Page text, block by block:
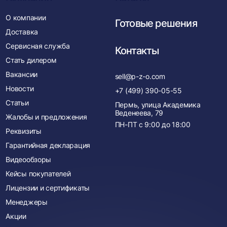
О компании
Доставка
Сервисная служба
Стать дилером
Вакансии
Новости
Статьи
Жалобы и предложения
Реквизиты
Гарантийная декларация
Видеообзоры
Кейсы покупателей
Лицензии и сертификаты
Менеджеры
Акции
Готовые решения
Контакты
sell@p-z-o.com
+7 (499) 390-05-55
Пермь, улица Академика
Веденеева, 79
ПН-ПТ с 9:00 до 18:00